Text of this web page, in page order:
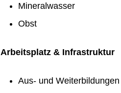
Mineralwasser
Obst
Arbeitsplatz & Infrastruktur
Aus- und Weiterbildungen